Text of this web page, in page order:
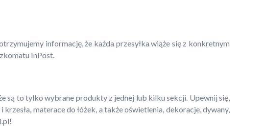
informację, że każda przesyłka wiąże się z konkretnym
InPost.
są to tylko wybrane produkty z jednej lub kilku sekcji. Upewnij się,
materace do łóżek, a także oświetlenia, dekoracje, dywany,